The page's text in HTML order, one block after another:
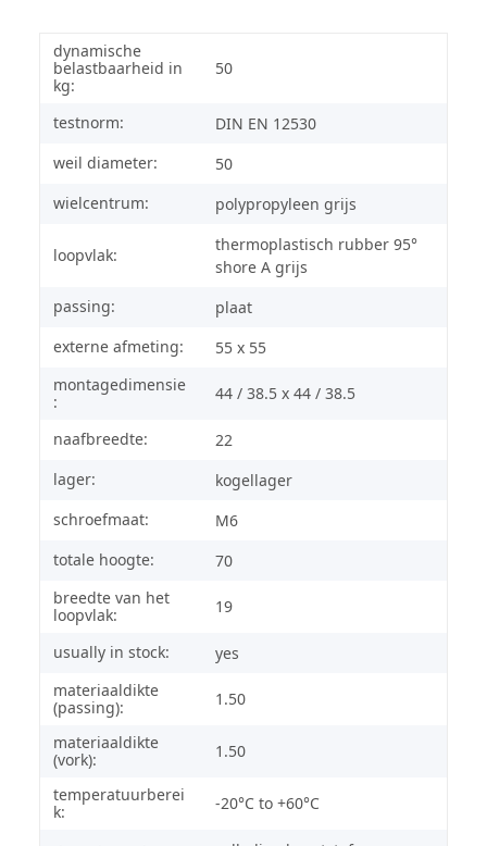
dynamische
belastbaarheid in
kg:
50
testnorm:
DIN EN 12530
weil diameter:
50
wielcentrum:
polypropyleen grijs
loopvlak:
thermoplastisch rubber 95°
shore A grijs
passing:
plaat
externe afmeting:
55 x 55
montagedimensie
:
44 / 38.5 x 44 / 38.5
naafbreedte:
22
lager:
kogellager
schroefmaat:
M6
totale hoogte:
70
breedte van het
loopvlak:
19
usually in stock:
yes
materiaaldikte
(passing):
1.50
materiaaldikte
(vork):
1.50
temperatuurberei
k:
-20°C to +60°C